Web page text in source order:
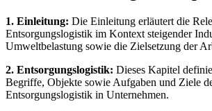
1. Einleitung: Die Einleitung erläutert die
Entsorgungslogistik im Kontext steigender
Umweltbelastung sowie die Zielsetzung der
2. Entsorgungslogistik: Dieses Kapitel
Begriffe, Objekte sowie Aufgaben und Ziele
Entsorgungslogistik in Unternehmen.